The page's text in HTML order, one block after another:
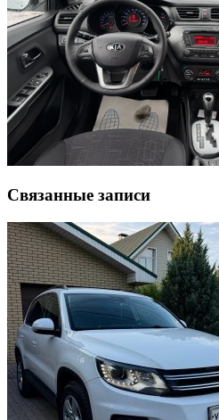
Связанные записи